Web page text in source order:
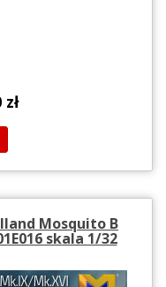
Mosquito B
skala 1/32